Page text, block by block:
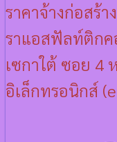
ราคาจ้างก่อสร้
ราแอสฟัลท์ติก
เซกาใต้ ซอย 4
อิเล็กทรอนิกส์